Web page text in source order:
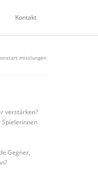
Kontakt
misslungen
verstärken?
Spielerinnen
Gegner,